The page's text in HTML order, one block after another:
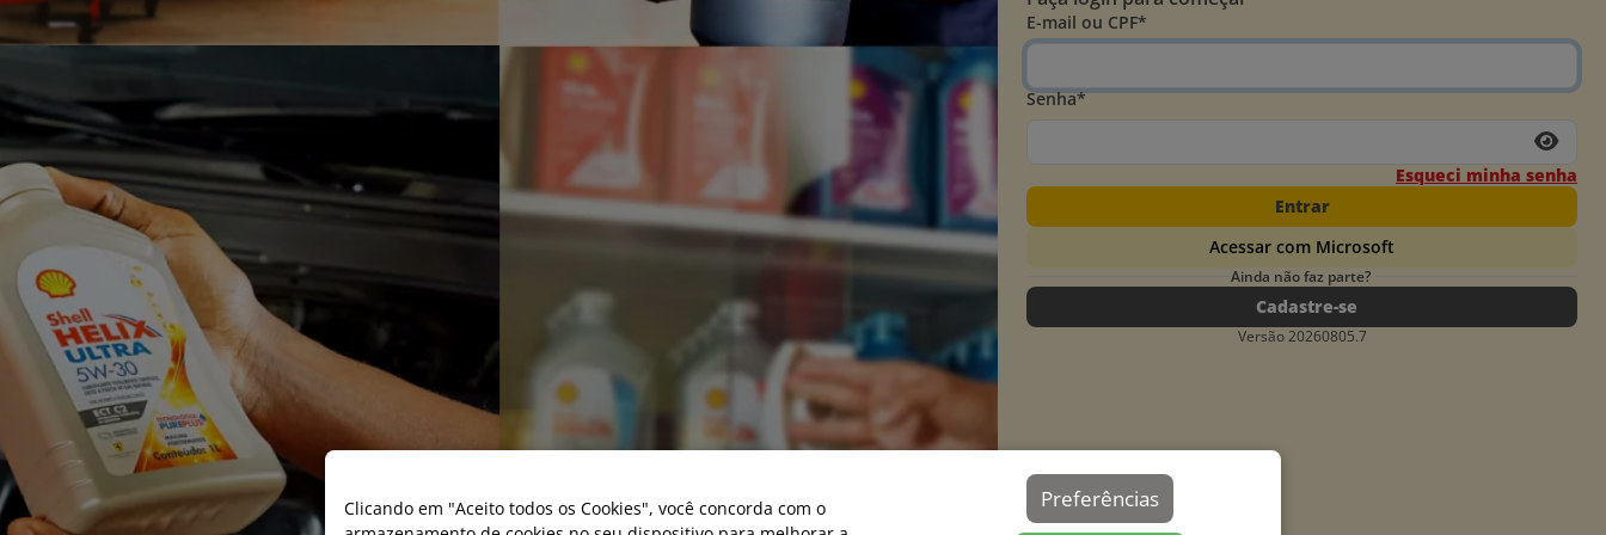
Clicando em "Aceito todos os Cookies", você concorda com o
Preferências
E-mail ou CPF*
Senha*
Esqueci minha senha
Entrar
Acessar com Microsoft
Ainda não faz parte?
Cadastre-se
Versão 20260805.7